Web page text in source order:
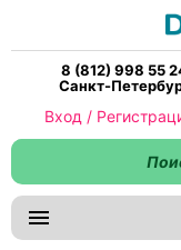
8 (812) 998 55
Санкт-
Вход /